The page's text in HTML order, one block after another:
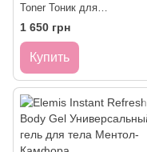
Toner Тоник для
комбинированной кожи
Лаванда
1 650 грн
Купить